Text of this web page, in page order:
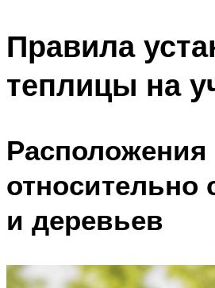
Правила
теплицы на
Расположения
относительно
и деревьев